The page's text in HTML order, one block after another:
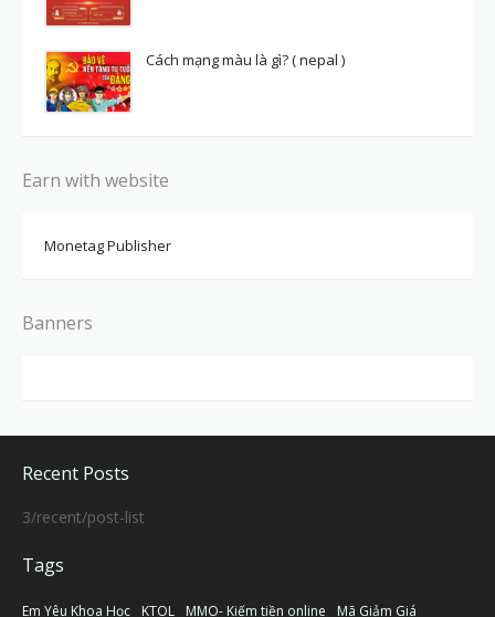
Cách mạng màu là gì? ( nepal )
Earn with website
Monetag Publisher
Banners
Recent Posts
3/recent/post-list
Tags
Em Yêu Khoa Học KTOL MMO- Kiếm tiền online Mã Giảm Giá